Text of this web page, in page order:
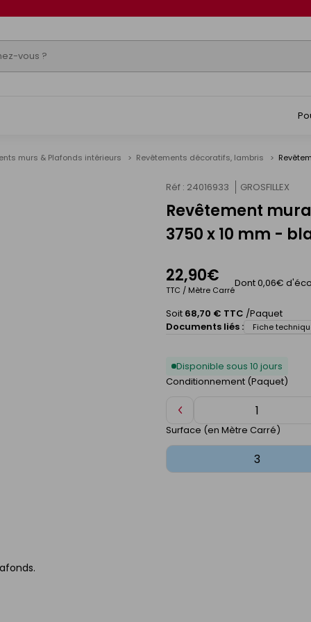
murs & Plafonds intérieurs Revêtements décoratifs, lambris
Réf : 24016933 GROSFILLEX
Revêtement
3750 x 10 mm -
22,90€
TTC / Mètre Carré
Dont 0,06€
Soit 68,70 € TTC /Paquet
Documents liés :
Fiche
Disponible sous 10 jours
Conditionnement (Paquet)
Diminuer
de
Surface (en Mètre Carré)